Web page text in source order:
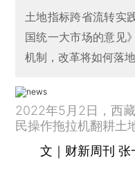
土地指标跨省流转实
国统一大市场的意见
机制，改革将如何落
2022年5月2日，西
民操作拖拉机翻耕土
文｜财新周刊 张